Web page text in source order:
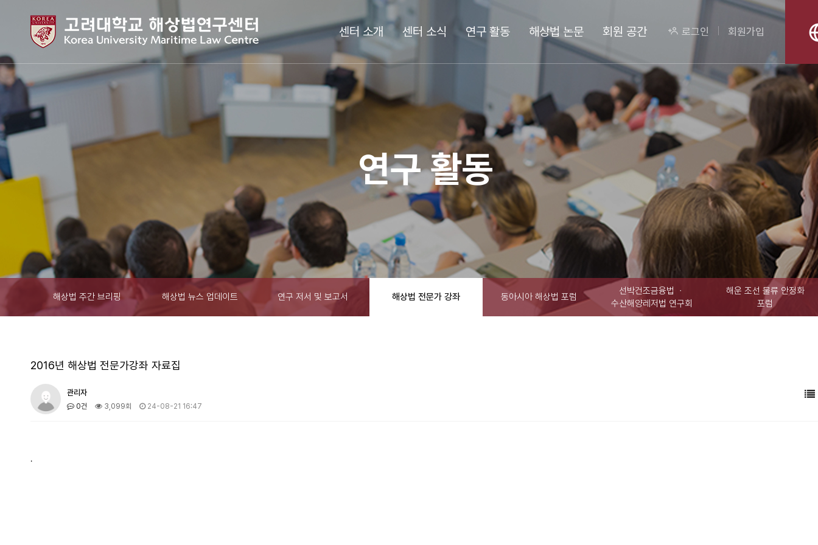
센터 소개 센터 소식 연구 활동 해상법 논문 회원 공간 로그인 회원가입
연구 활동
해상법 주간 브리핑 해상법 뉴스 업데이트 연구 저서 및 보고서 해상법 전문가 강좌 동아시아 해상법 포럼
선박건조금융법 ㆍ
수산해양레저법 연구회
해운 조선 물류 안정화
포럼
2016년 해상법 전문가강좌 자료집
관리자
0건 3,099회 24-08-21 16:47
.